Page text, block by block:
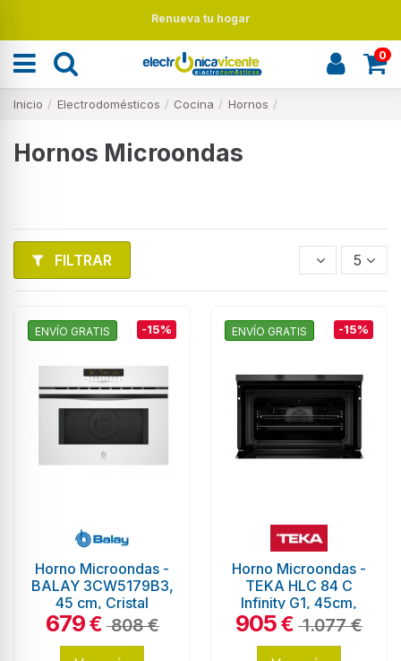
Renueva tu hogar
0
Inicio Electrodomésticos Cocina Hornos
Hornos Microondas
FILTRAR 5
ENVÍO GRATIS -15%
Horno Microondas -
BALAY 3CW5179B3,
45 cm, Cristal
Blanco, Hidrólisis
679€ 808 €
ENVÍO GRATIS -15%
Horno Microondas -
TEKA HLC 84 C
Infinity G1, 45cm,
Negro Mate
905€ 1.077 €